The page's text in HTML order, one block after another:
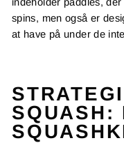
spins, men også er
at have på under de
SQUASH: